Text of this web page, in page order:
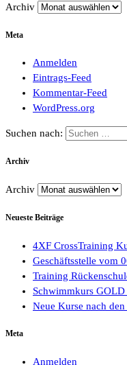
Archiv
Meta
Anmelden
Eintrags-Feed
Kommentar-Feed
WordPress.org
Suchen nach:
Archiv
Archiv
Neueste Beiträge
4XF CrossTraining
Geschäftsstelle vom
Training
Schwimmkurs GOLD
Neue Kurse nach
Meta
Anmelden